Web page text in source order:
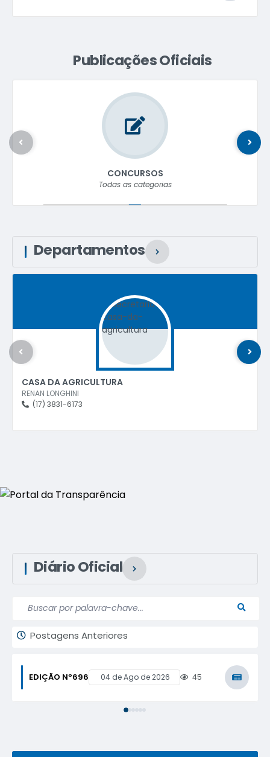
Publicações Oficiais
CONCURSOS
Todas as categorias
Departamentos VER MAIS
CONTROLE INTERNO
Diário Oficial VER MAIS
Postagens Anteriores
EDIÇÃO Nº696 04 de Ago de 2026 45